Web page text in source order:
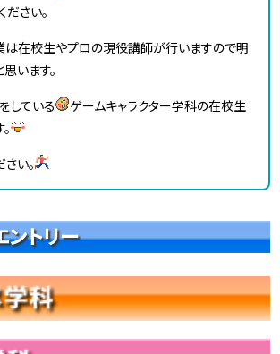
トリー
さい。
在校生やプロの現役講師が行いますので明
います。
している
ゲームキャラクター学科の在校生
い。